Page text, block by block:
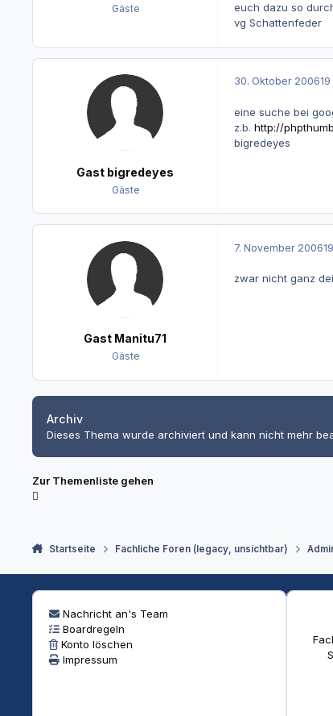
Gäste
euch dazu so
vg Schattenfeder
Gast bigredeyes
Gäste
30. Oktober 200619
eine suche bei
z.b. http://
bigredeyes
Gast Manitu71
Gäste
7. November 2006
zwar nicht ganz
Archiv
Dieses Thema wurde archiviert und kann nicht mehr
Zur Themenliste gehen
Startseite Fachliche Foren (legacy, unsichtbar)
Nachricht an's Team
Boardregeln
Konto löschen
Impressum